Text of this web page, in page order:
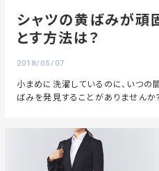
シャツの黄ばみが頑
とす方法は？
2018/05/07
小まめに洗濯しているのに、いつ
ばみを発見することがありませんか